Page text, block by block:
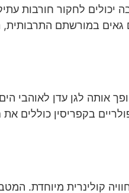
לחקור חורבות
גאים במורשתם
אותה לגן עדן לאוהבי
בקפריסין כוללים
קולינרית מיוחדת.